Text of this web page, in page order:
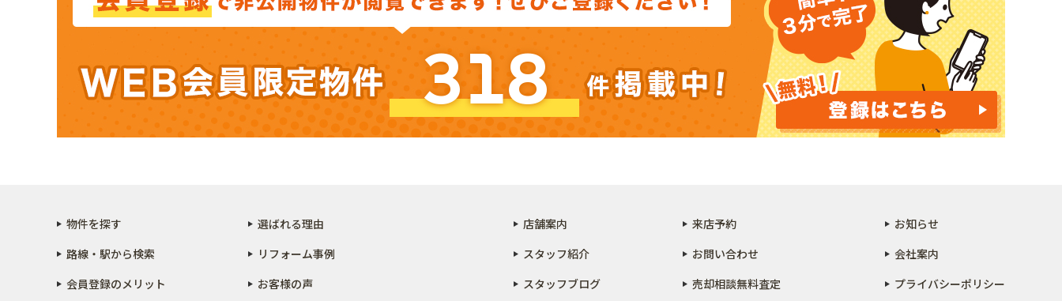
318
物件を探す
路線・駅から検索
会員登録のメリット
選ばれる理由
リフォーム事例
お客様の声
店舗案内
スタッフ紹介
スタッフブログ
来店予約
お問い合わせ
売却相談無料査定
お知らせ
会社案内
プライバシーポリシー